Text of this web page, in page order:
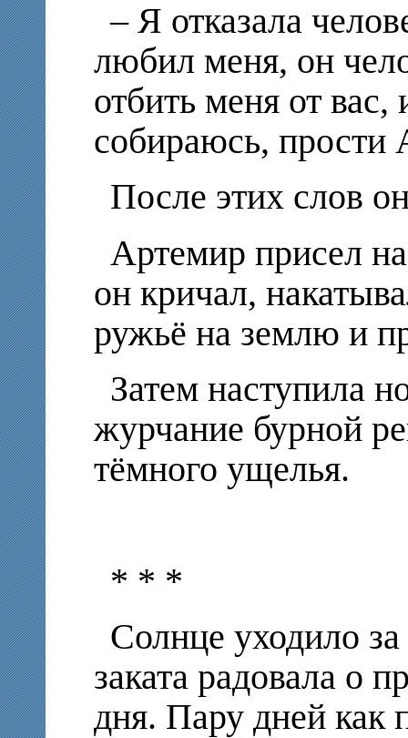
– Я отказала
любил меня, он
отбить меня от
собираюсь, прости
После этих слов
Артемир присел
он кричал,
ружьё на землю и
Затем наступила
журчание бурной
тёмного ущелья.
* * *
Солнце уходило за
заката радовала о
дня. Пару дней как